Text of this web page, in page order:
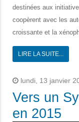
destinées aux
coopèrent avec les
croissante et la
LIRE LA SUITE...
lundi, 13 janvier
Vers un
en 2015